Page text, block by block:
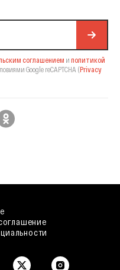
соглашением и политикой
Google reCAPTCHA (Privacy